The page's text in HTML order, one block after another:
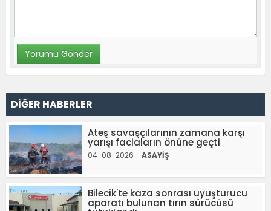
DİĞER HABERLER
Ateş savaşçılarının zamana karşı
yarışı faciaların önüne geçti
04-08-2026 - ASAYİŞ
Bilecik'te kaza sonrası uyuşturucu
aparatı bulunan tırın sürücüsü